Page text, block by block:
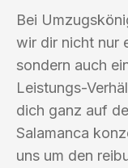
Bei
wir dir nicht nur
sondern auch
Leistungs-
dich ganz auf
Salamanca
uns um den